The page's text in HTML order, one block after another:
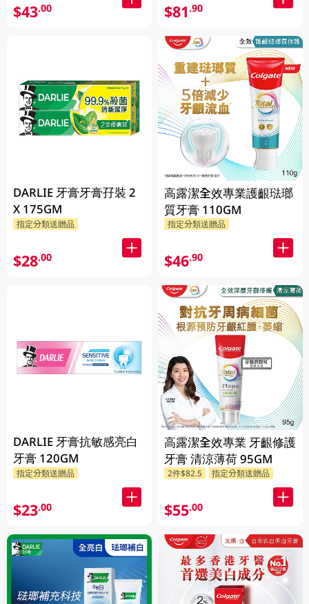
$43.00
DARLIE 牙膏牙膏孖裝 2
X 175GM
指定分類送贈品
$28.00
DARLIE 牙膏抗敏感亮白
牙膏 120GM
指定分類送贈品
$23.00
$81.90
高露潔全效專業護齦琺瑯
質牙膏 110GM
指定分類送贈品
$46.90
高露潔全效專業 牙齦修護
牙膏 清涼薄荷 95GM
2件$82.5 指定分類送贈品
$55.00